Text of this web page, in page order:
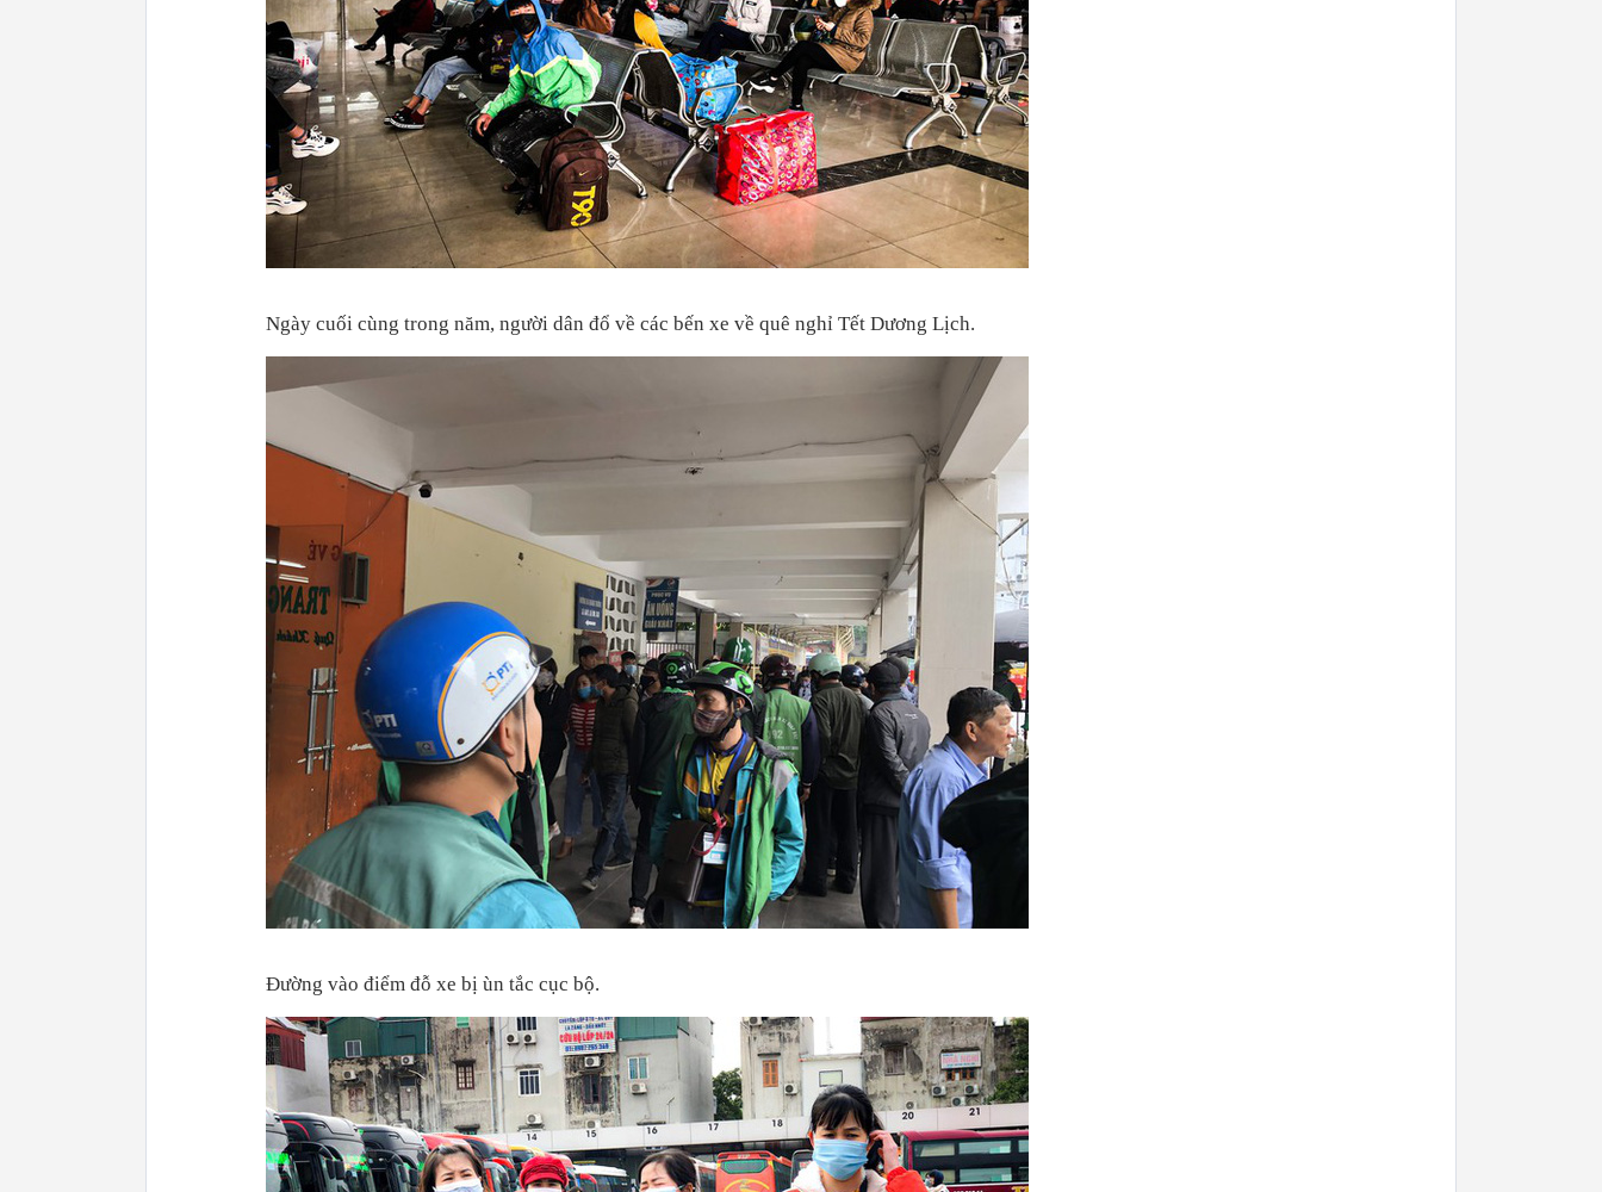
Ngày cuối cùng trong năm, người dân đổ về các bến xe về quê nghỉ Tết Dương Lịch.
Đường vào điểm đỗ xe bị ùn tắc cục bộ.